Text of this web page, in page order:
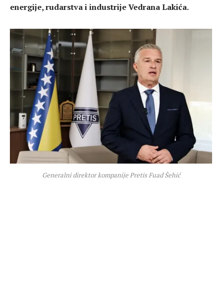
energije, rudarstva i industrije Vedrana Lakića.
Generalni direktor kompanije Pretis Fuad Šehić